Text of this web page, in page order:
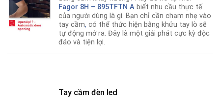
Fagor 8H – 895TFTN A biết nhu cầu thực tế
của người dùng là gì. Bạn chỉ cần chạm nhẹ vào
tay cầm, có thể thức hiện bằng khửu tay lò sẽ
tự động mở ra. Đây là một giải phát cực kỳ độc
đáo và tiện lợi.
Tay cầm đèn led